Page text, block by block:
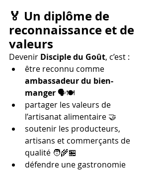
🏅 Un diplôme de
reconnaissance et de
valeurs
Devenir Disciple du Goût, c’est :
être reconnu comme
ambassadeur du bien-
manger 🗣️🍽️
partager les valeurs de
l’artisanat alimentaire 🤝
soutenir les producteurs,
artisans et commerçants de
qualité 🧑‍🌾🏪
défendre une gastronomie